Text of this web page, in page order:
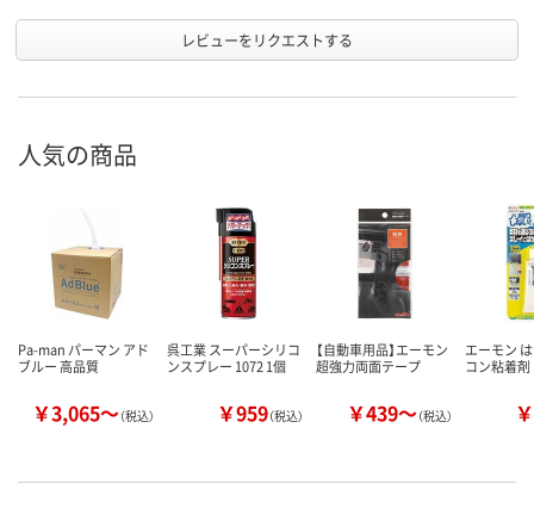
レビューをリクエストする
人気の商品
Pa-man パーマン アド
ブルー 高品質
￥3,065～（税込）
呉工業 スーパーシリコ
ンスプレー 1072 1個
￥959（税込）
【自動車用品】エーモン
超強力両面テープ
￥439～（税込）
エーモン
コン粘着剤